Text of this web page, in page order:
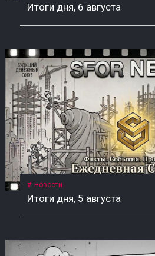
Итоги дня, 6 августа
Новости
Итоги дня, 5 августа